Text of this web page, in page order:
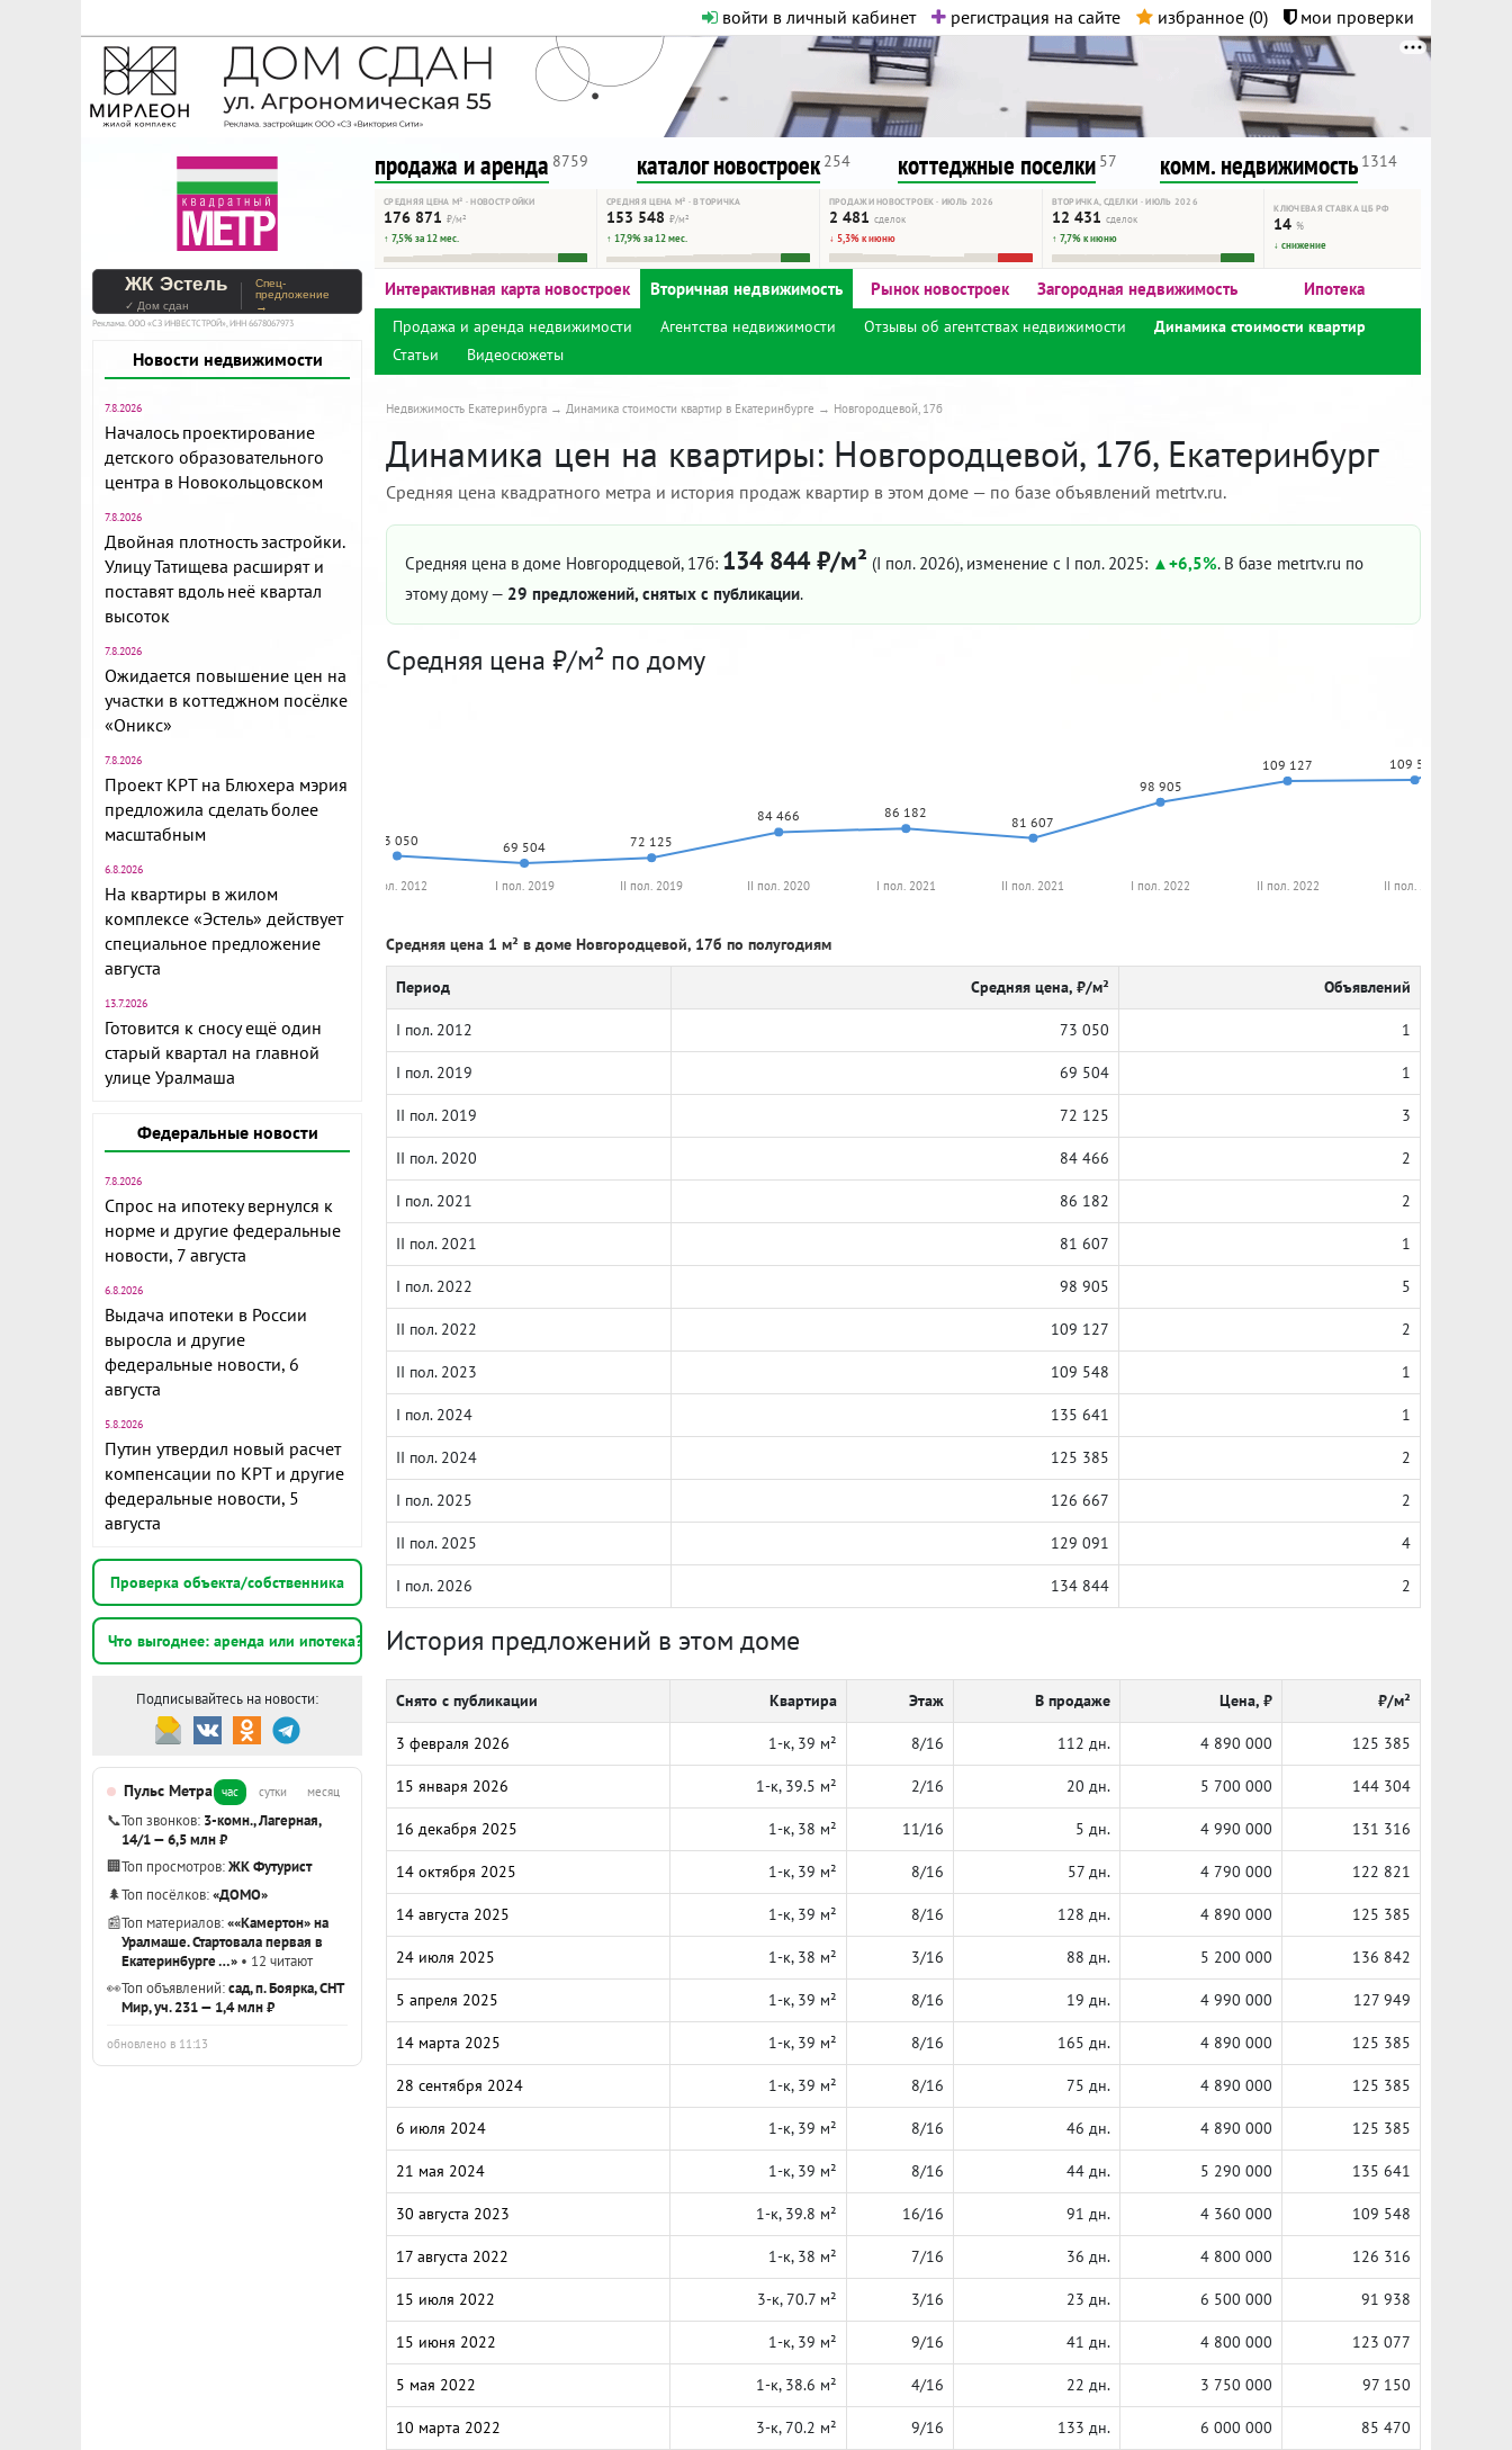
войти в личный кабинет регистрация на сайте избранное (0) мои проверки
На Метре реклама - только нормальная. Никакого шок-контента.
Помогайте независимому ресурсу, как он помогает вам. Удачи!
продажа и аренда 8759 каталог новостроек 254 коттеджные поселки 57 комм. недвижимость 1314
СРЕДНЯЯ ЦЕНА М² · НОВОСТРОЙКИ
176 871 ₽/м²
↑ 7,5% за 12 мес.
СРЕДНЯЯ ЦЕНА М² · ВТОРИЧКА
153 548 ₽/м²
↑ 17,9% за 12 мес.
ПРОДАЖИ НОВОСТРОЕК · ИЮЛЬ 2026
2 481 сделок
↓ 5,3% к июню
ВТОРИЧКА, СДЕЛКИ · ИЮЛЬ 2026
12 431 сделок
↑ 7,7% к июню
КЛЮЧЕВАЯ СТАВКА ЦБ РФ
14%
↓ снижение
ЖК Эстель
✓ Дом сдан
Спец-
предложение
→
Реклама. ООО «СЗ ИНВЕСТСТРОЙ», ИНН 6678067973
Новости недвижимости
7.8.2026
Началось проектирование
детского образовательного
центра в Новокольцовском
7.8.2026
Двойная плотность застройки.
Улицу Татищева расширят и
поставят вдоль неё квартал
высоток
7.8.2026
Ожидается повышение цен на
участки в коттеджном посёлке
«Оникс»
7.8.2026
Проект КРТ на Блюхера мэрия
предложила сделать более
масштабным
6.8.2026
На квартиры в жилом
комплексе «Эстель» действует
специальное предложение
августа
13.7.2026
Готовится к сносу ещё один
старый квартал на главной
улице Уралмаша
Федеральные новости
7.8.2026
Спрос на ипотеку вернулся к
норме и другие федеральные
новости, 7 августа
6.8.2026
Выдача ипотеки в России
выросла и другие
федеральные новости, 6
августа
5.8.2026
Путин утвердил новый расчет
компенсации по КРТ и другие
федеральные новости, 5
августа
Проверка объекта/собственника
Что выгоднее: аренда или ипотека?
Подписывайтесь на новости:
Пульс Метра час сутки месяц
📞Топ звонков: 3-комн., Лагерная,
14/1 — 6,5 млн ₽
🏢Топ просмотров:ЖК Футурист
🌲Топ посёлков:«ДОМО»
📰Топ материалов:««Камертон» на
Уралмаше. Стартовала первая в
Екатеринбурге …» • 12 читают
👀Топ объявлений:сад, п. Боярка, СНТ
Мир, уч. 231 — 1,4 млн ₽
обновлено в 11:13
Интерактивная карта новостроек Вторичная недвижимость Рынок новостроек Загородная недвижимость Ипотека
Продажа и аренда недвижимости Агентства недвижимости Отзывы об агентствах недвижимости
Динамика стоимости квартир
Статьи
Видеосюжеты
Недвижимость Екатеринбурга Динамика стоимости квартир в Екатеринбурге Новгородцевой, 17б
Динамика цен на квартиры: Новгородцевой, 17б, Екатеринбург
Средняя цена квадратного метра и история продаж квартир в этом доме — по базе объявлений metrtv.ru.
Средняя цена в доме Новгородцевой, 17б: 134 844 ₽/м² (I пол. 2026), изменение с I пол. 2025: +6,5%. В базе metrtv.ru по
этому дому — 29 предложений, снятых с публикации.
Средняя цена ₽/м² по дому
73 050 69 504 72 125
84 466 86 182
81 607
98 905
109 127 109 548
I пол. 2012 I пол. 2019 II пол. 2019 II пол. 2020 I пол. 2021 II пол. 2021 I пол. 2022 II пол. 2022 II пол. 2023
Средняя цена 1 м² в доме Новгородцевой, 17б по полугодиям
Период Средняя цена, ₽/м² Объявлений
I пол. 2012 73 050 1
I пол. 2019 69 504 1
II пол. 2019 72 125 3
II пол. 2020 84 466 2
I пол. 2021 86 182 2
II пол. 2021 81 607 1
I пол. 2022 98 905 5
II пол. 2022 109 127 2
II пол. 2023 109 548 1
I пол. 2024 135 641 1
II пол. 2024 125 385 2
I пол. 2025 126 667 2
II пол. 2025 129 091 4
I пол. 2026 134 844 2
История предложений в этом доме
Снято с публикации Квартира Этаж В продаже Цена, ₽ ₽/м²
3 февраля 2026 1-к, 39 м² 8/16 112 дн. 4 890 000 125 385
15 января 2026 1-к, 39.5 м² 2/16 20 дн. 5 700 000 144 304
16 декабря 2025 1-к, 38 м² 11/16 5 дн. 4 990 000 131 316
14 октября 2025 1-к, 39 м² 8/16 57 дн. 4 790 000 122 821
14 августа 2025 1-к, 39 м² 8/16 128 дн. 4 890 000 125 385
24 июля 2025 1-к, 38 м² 3/16 88 дн. 5 200 000 136 842
5 апреля 2025 1-к, 39 м² 8/16 19 дн. 4 990 000 127 949
14 марта 2025 1-к, 39 м² 8/16 165 дн. 4 890 000 125 385
28 сентября 2024 1-к, 39 м² 8/16 75 дн. 4 890 000 125 385
6 июля 2024 1-к, 39 м² 8/16 46 дн. 4 890 000 125 385
21 мая 2024 1-к, 39 м² 8/16 44 дн. 5 290 000 135 641
30 августа 2023 1-к, 39.8 м² 16/16 91 дн. 4 360 000 109 548
17 августа 2022 1-к, 38 м² 7/16 36 дн. 4 800 000 126 316
15 июля 2022 3-к, 70.7 м² 3/16 23 дн. 6 500 000 91 938
15 июня 2022 1-к, 39 м² 9/16 41 дн. 4 800 000 123 077
5 мая 2022 1-к, 38.6 м² 4/16 22 дн. 3 750 000 97 150
10 марта 2022 3-к, 70.2 м² 9/16 133 дн. 6 000 000 85 470